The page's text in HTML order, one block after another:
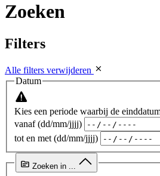
Zoeken
Filters
Alle filters verwijderen
Datum
Kies een periode waarbij de
vanaf (dd/mm/jjjj)
tot en met (dd/mm/jjjj)
Zoeken in ...